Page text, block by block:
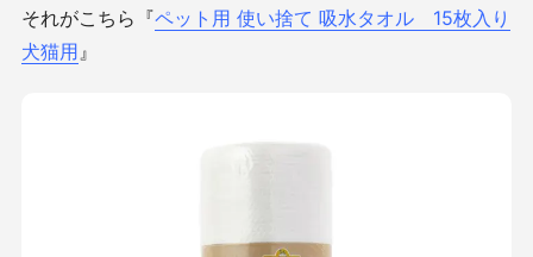
それがこちら『ペット用 使い捨て 吸水タオル 15枚入り
犬猫用』